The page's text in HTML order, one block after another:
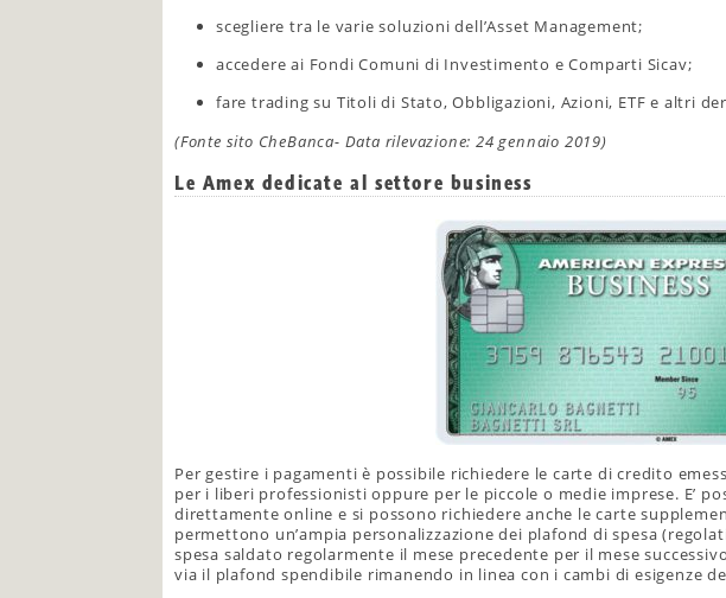
scegliere tra le varie soluzioni dell’Asset Management;
accedere ai Fondi Comuni di Investimento e Comparti Sicav;
fare trading su Titoli di Stato, Obbligazioni, Azioni, ETF e altri
(Fonte sito CheBanca- Data rilevazione: 24 gennaio 2019)
Le Amex dedicate al settore business
Per gestire i pagamenti è possibile richiedere le carte di credito
per i liberi professionisti oppure per le piccole o medie imprese. E’
direttamente online e si possono richiedere anche le carte
permettono un’ampia personalizzazione dei plafond di spesa
spesa saldato regolarmente il mese precedente per il mese
via il plafond spendibile rimanendo in linea con i cambi di esigenze